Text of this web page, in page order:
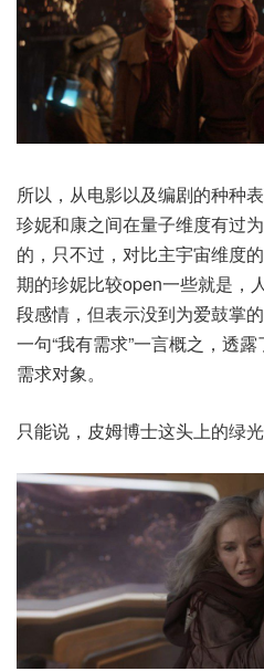
所以，从电影以及编剧的种种
珍妮和康之间在量子维度有过
的，只不过，对比主宇宙维度
期的珍妮比较open一些就是，
段感情，但表示没到为爱鼓掌
一句“我有需求”一言概之，透
需求对象。
只能说，皮姆博士这头上的绿